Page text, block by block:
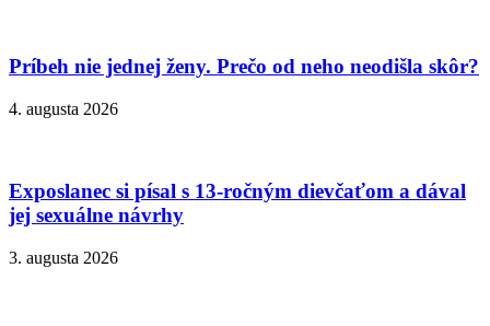
Príbeh nie jednej ženy. Prečo od neho neodišla skôr?
4. augusta 2026
Exposlanec si písal s 13-ročným dievčaťom a dával
jej sexuálne návrhy
3. augusta 2026